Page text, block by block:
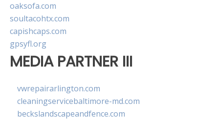
oaksofa.com
soultacohtx.com
capishcaps.com
gpsyfl.org
MEDIA PARTNER III
vwrepairarlington.com
cleaningservicebaltimore-md.com
beckslandscapeandfence.com